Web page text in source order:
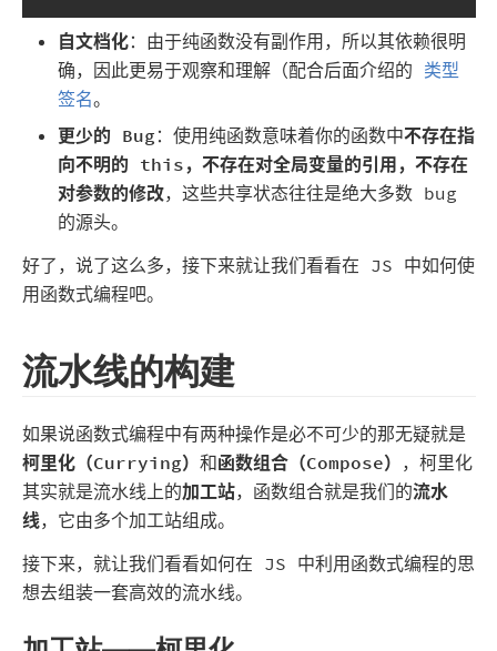
自文档化：由于纯函数没有副作用，所以其依赖很明
确，因此更易于观察和理解（配合后面介绍的 类型
签名。
更少的 Bug ：使用纯函数意味着你的函数中不存在指
向不明的 this，不存在对全局变量的引用，不存在
对参数的修改，这些共享状态往往是绝大多数 bug
的源头。
好了，说了这么多，接下来就让我们看看在 JS 中如何使
用函数式编程吧。
流水线的构建
如果说函数式编程中有两种操作是必不可少的那无疑就是
柯里化（Currying） 和函数组合（Compose） ，柯里化
其实就是流水线上的加工站，函数组合就是我们的流水
线，它由多个加工站组成。
接下来，就让我们看看如何在 JS 中利用函数式编程的思
想去组装一套高效的流水线。